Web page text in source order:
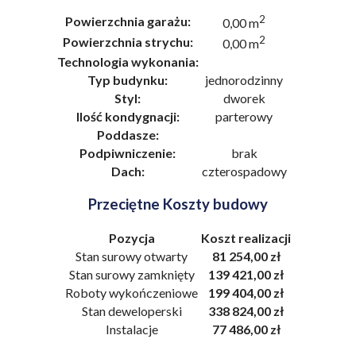
Powierzchnia garażu: 0,00 m2
Powierzchnia strychu: 0,00 m2
Technologia wykonania:
Typ budynku:
jednorodzinny
Styl:
dworek
Ilość kondygnacji:
parterowy
Poddasze:
Podpiwniczenie:
brak
Dach:
czterospadowy
Przeciętne Koszty budowy
Pozycja
Koszt realizacji
Stan surowy otwarty
81 254,00 zł
Stan surowy zamknięty
139 421,00 zł
Roboty wykończeniowe
199 404,00 zł
Stan deweloperski
338 824,00 zł
Instalacje
77 486,00 zł